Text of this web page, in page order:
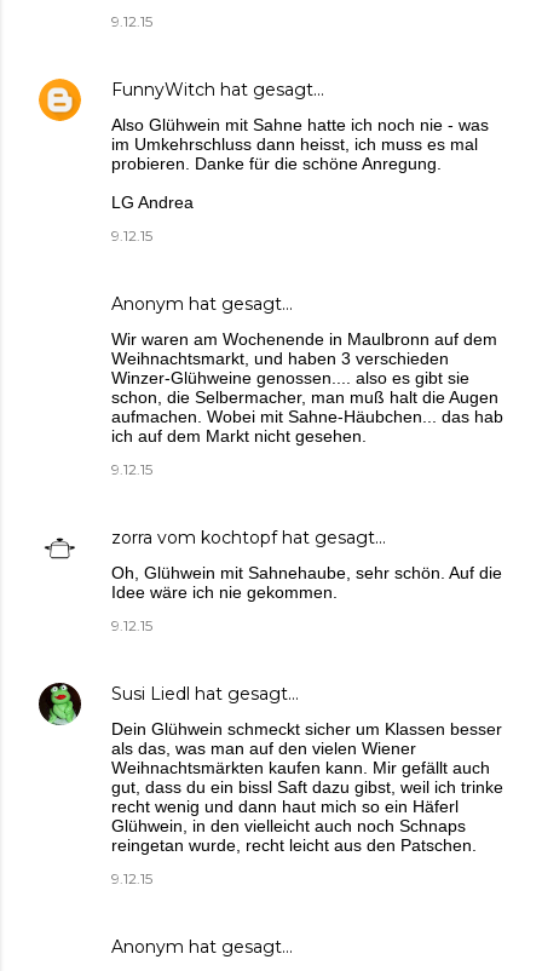
9.12.15
FunnyWitch hat gesagt…
Also Glühwein mit Sahne hatte ich noch nie - was
im Umkehrschluss dann heisst, ich muss es mal
probieren. Danke für die schöne Anregung.
LG Andrea
9.12.15
Anonym hat gesagt…
Wir waren am Wochenende in Maulbronn auf dem
Weihnachtsmarkt, und haben 3 verschieden
Winzer-Glühweine genossen.... also es gibt sie
schon, die Selbermacher, man muß halt die Augen
aufmachen. Wobei mit Sahne-Häubchen... das hab
ich auf dem Markt nicht gesehen.
9.12.15
zorra vom kochtopfhat gesagt…
Oh, Glühwein mit Sahnehaube, sehr schön. Auf die
Idee wäre ich nie gekommen.
9.12.15
Susi Liedl hat gesagt…
Dein Glühwein schmeckt sicher um Klassen besser
als das, was man auf den vielen Wiener
Weihnachtsmärkten kaufen kann. Mir gefällt auch
gut, dass du ein bissl Saft dazu gibst, weil ich trinke
recht wenig und dann haut mich so ein Häferl
Glühwein, in den vielleicht auch noch Schnaps
reingetan wurde, recht leicht aus den Patschen.
9.12.15
Anonym hat gesagt…